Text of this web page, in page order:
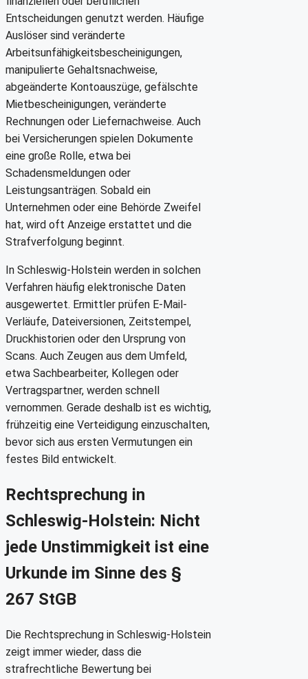
Entscheidungen genutzt werden. Häufige
Auslöser sind veränderte
Arbeitsunfähigkeitsbescheinigungen,
manipulierte Gehaltsnachweise,
abgeänderte Kontoauszüge, gefälschte
Mietbescheinigungen, veränderte
Rechnungen oder Liefernachweise. Auch
bei Versicherungen spielen Dokumente
eine große Rolle, etwa bei
Schadensmeldungen oder
Leistungsanträgen. Sobald ein
Unternehmen oder eine Behörde Zweifel
hat, wird oft Anzeige erstattet und die
Strafverfolgung beginnt.
In Schleswig-Holstein werden in solchen
Verfahren häufig elektronische Daten
ausgewertet. Ermittler prüfen E-Mail-
Verläufe, Dateiversionen, Zeitstempel,
Druckhistorien oder den Ursprung von
Scans. Auch Zeugen aus dem Umfeld,
etwa Sachbearbeiter, Kollegen oder
Vertragspartner, werden schnell
vernommen. Gerade deshalb ist es wichtig,
frühzeitig eine Verteidigung einzuschalten,
bevor sich aus ersten Vermutungen ein
festes Bild entwickelt.
Rechtsprechung in
Schleswig-Holstein: Nicht
jede Unstimmigkeit ist eine
Urkunde im Sinne des §
267 StGB
Die Rechtsprechung in Schleswig-Holstein
zeigt immer wieder, dass die
strafrechtliche Bewertung bei